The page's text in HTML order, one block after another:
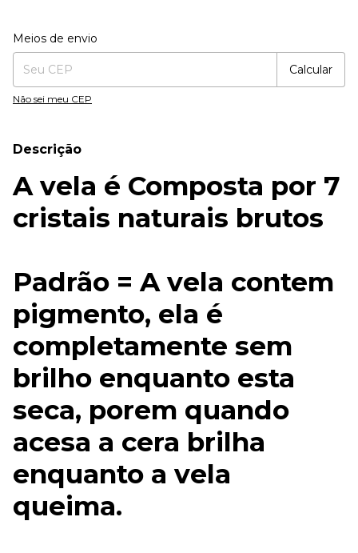
Entregas para o CEP:
Meios de envio
Calcular
Não sei meu CEP
Descrição
A vela é Composta por 7
cristais naturais brutos
Padrão = A vela contem
pigmento, ela é
completamente sem
brilho enquanto esta
seca, porem quando
acesa a cera brilha
enquanto a vela
queima.